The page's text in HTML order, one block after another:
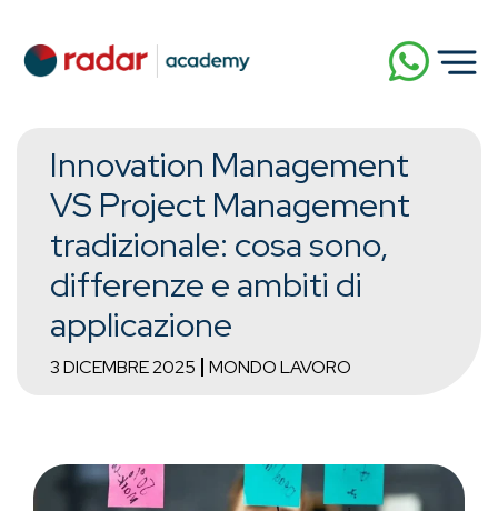
Innovation Management
VS Project Management
tradizionale: cosa sono,
differenze e ambiti di
applicazione
3 DICEMBRE 2025 MONDO LAVORO